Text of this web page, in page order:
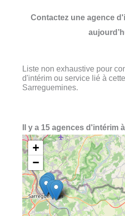
Contactez une agence
Liste non exhaustive pour
d'intérim ou service lié à
Sarreguemines.
Il y a 15 agences d'intérim
+
−